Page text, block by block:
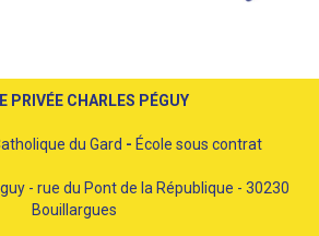
PRIVÉE CHARLES PÉGUY
du Gard - École sous contrat
- rue du Pont de la République - 30230
Bouillargues